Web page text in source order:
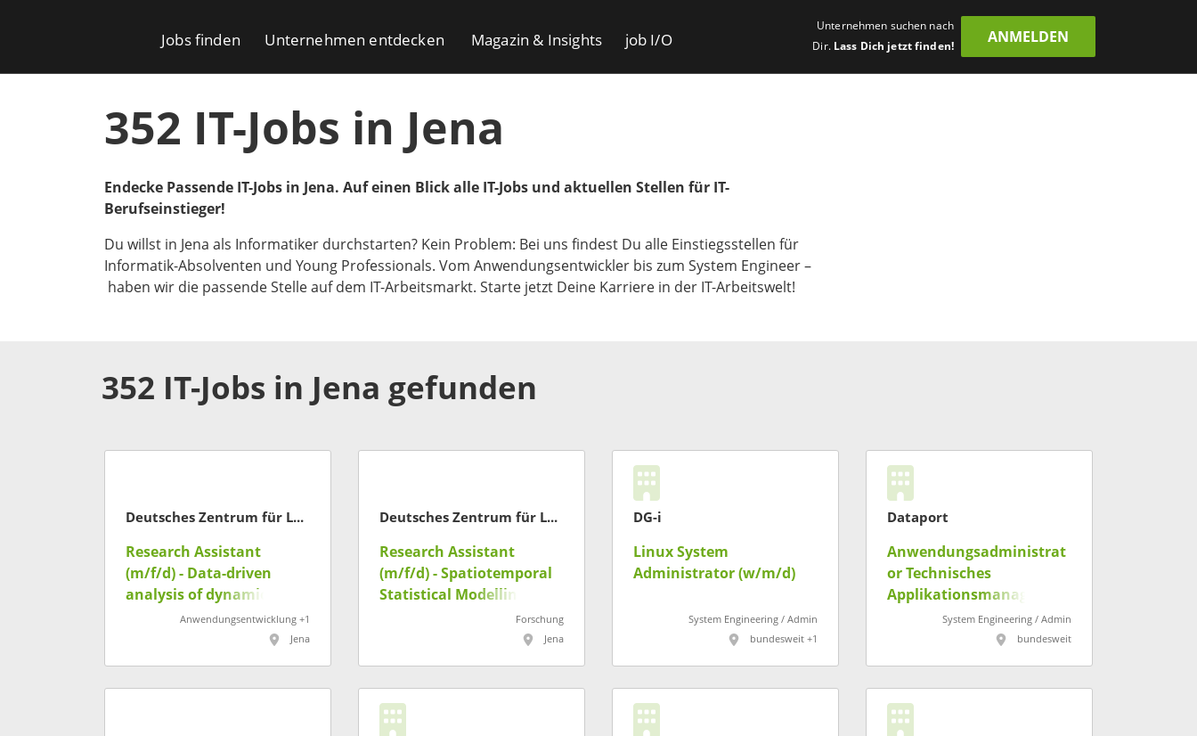
Jobs finden Unternehmen entdecken Magazin & Insights job I/O
Unternehmen suchen nach
Dir. Lass Dich jetzt finden!
ANMELDEN
352 IT-Jobs in Jena
Endecke Passende IT-Jobs in Jena. Auf einen Blick alle IT-Jobs und aktuellen Stellen für IT-
Berufseinstieger!
Du willst in Jena als Informatiker durchstarten? Kein Problem: Bei uns findest Du alle Einstiegsstellen für
Informatik-Absolventen und Young Professionals. Vom Anwendungsentwickler bis zum System Engineer –
haben wir die passende Stelle auf dem IT-Arbeitsmarkt. Starte jetzt Deine Karriere in der IT-Arbeitswelt!
352 IT-Jobs in Jena gefunden
Deutsches Zentrum für Luft- und Raumfahrt
Research Assistant
(m/f/d) - Data-driven
analysis of dynamic
systems and root cause
Anwendungsentwicklung +1
Jena
Deutsches Zentrum für Luft- und Raumfahrt
Research Assistant
(m/f/d) - Spatiotemporal
Statistical Modelling
Forschung
Jena
DG-i
Linux System
Administrator (w/m/d)
System Engineering / Admin
bundesweit +1
Dataport
Anwendungsadministrat
or Technisches
Applikationsmanagemen
t – bis zu 100% remote
System Engineering / Admin
bundesweit